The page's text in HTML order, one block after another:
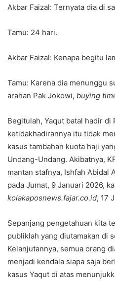
Akbar Faizal: Ternyata dia di
Tamu: 24 hari.
Akbar Faizal: Kenapa begitu
Tamu: Karena dia menunggu
arahan Pak Jokowi, buying
Begitulah, Yaqut batal hadir di
ketidakhadirannya itu tidak
kasus tambahan kuota haji
Undang-Undang. Akibatnya,
mantan stafnya, Ishfah Abidal
pada Jumat, 9 Januari 2026,
kolakaposnews.fajar.co.id, 17
Sepanjang pengetahuan kita
publiklah yang diutamakan di
Kelanjutannya, semua orang
menjadi kendala siapa saja
kasus Yaqut di atas